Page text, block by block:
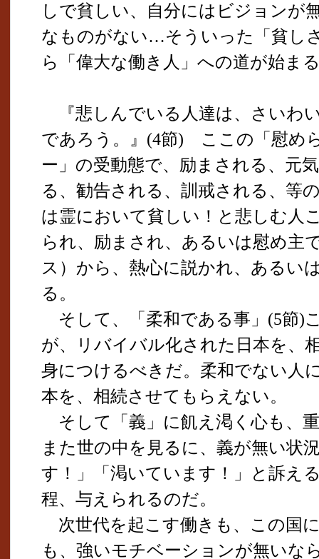
しで貧しい、自分にはビジョンが
なものがない…そういった「貧し
ら「偉大な働き人」への道が始ま
『悲しんでいる人達は、さいわ
であろう。』(4節) ここの「慰め
ー」の受動態で、励まされる、元
る、勧告される、訓戒される、等
は霊において貧しい！と悲しむ人
られ、励まされ、あるいは慰め主
ス）から、熱心に説かれ、あるい
る。
そして、「柔和である事」(5節)
が、リバイバル化された日本を、
身につけるべきだ。柔和でない人
本を、相続させてもらえない。
そして「義」に飢え渇く心も、
また世の中を見るに、義が無い状
す！」「渇いています！」と訴え
程、与えられるのだ。
次世代を起こす働きも、この国
も、強いモチベーションが無いな